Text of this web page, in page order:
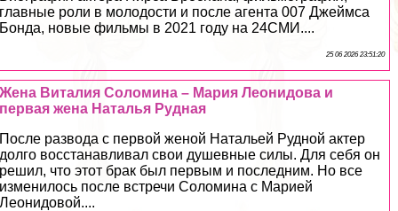
главные роли в молодости и после агента 007 Джеймса
Бонда, новые фильмы в 2021 году на 24СМИ....
25 06 2026 23:51:20
Жена Виталия Соломина – Мария Леонидова и
первая жена Наталья Рудная
После развода с первой женой Натальей Рудной актер
долго восстанавливал свои душевные силы. Для себя он
решил, что этот бpaк был первым и последним. Но все
изменилось после встречи Соломина с Марией
Леонидовой....